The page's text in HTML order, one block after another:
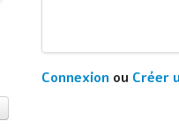
Connexion ou Créer